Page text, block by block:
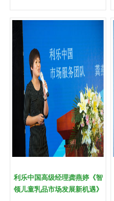
利乐中国高级经理龚燕婷《智
领儿童乳品市场发展新机遇》